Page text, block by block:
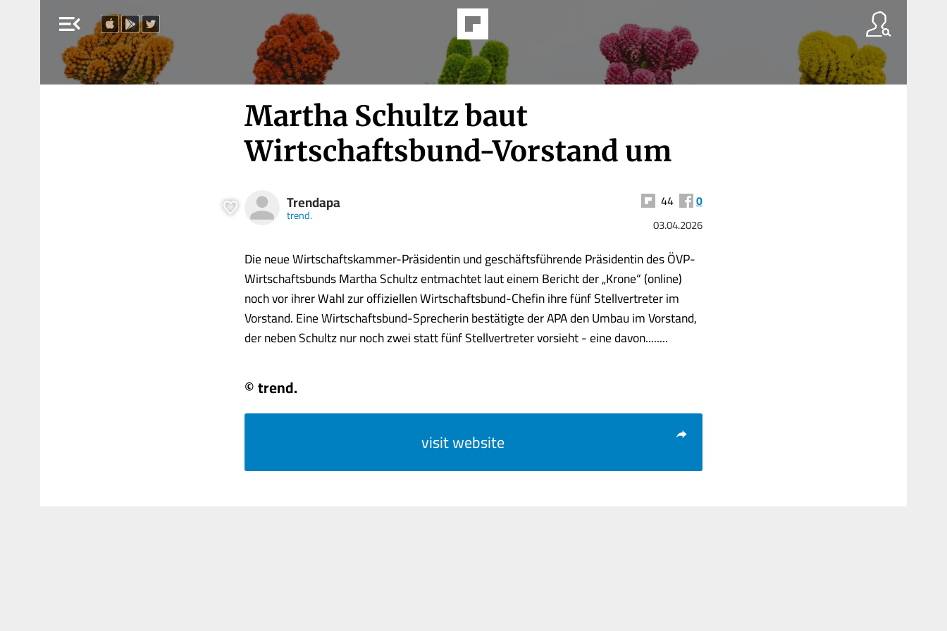
menu_open
Martha Schultz baut
Wirtschaftsbund-Vorstand um
Trendapa
trend.
44 0
03.04.2026
Die neue Wirtschaftskammer-Präsidentin und geschäftsführende Präsidentin des ÖVP-
Wirtschaftsbunds Martha Schultz entmachtet laut einem Bericht der „Krone“ (online)
noch vor ihrer Wahl zur offiziellen Wirtschaftsbund-Chefin ihre fünf Stellvertreter im
Vorstand. Eine Wirtschaftsbund-Sprecherin bestätigte der APA den Umbau im Vorstand,
der neben Schultz nur noch zwei statt fünf Stellvertreter vorsieht - eine davon........
© trend.
visit website